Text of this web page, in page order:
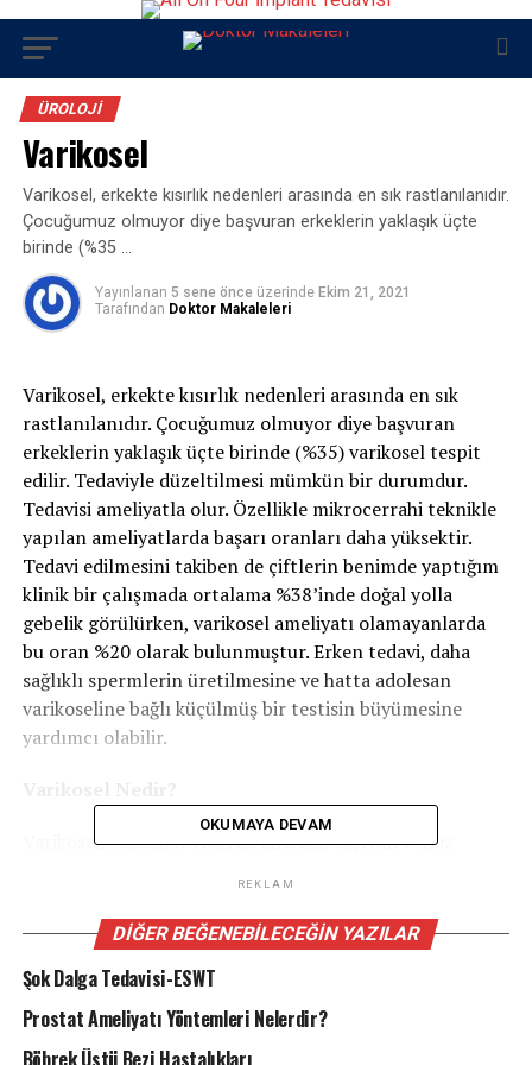
ÜROLOJI
Varikosel
Varikosel, erkekte kısırlık nedenleri arasında en sık rastlanılanıdır.
Çocuğumuz olmuyor diye başvuran erkeklerin yaklaşık üçte
birinde (%35 …
Yayınlanan 5 sene önce üzerinde Ekim 21, 2021
Tarafından Doktor Makaleleri
Varikosel, erkekte kısırlık nedenleri arasında en sık
rastlanılanıdır. Çocuğumuz olmuyor diye başvuran
erkeklerin yaklaşık üçte birinde (%35) varikosel tespit
edilir. Tedaviyle düzeltilmesi mümkün bir durumdur.
Tedavisi ameliyatla olur. Özellikle mikrocerrahi teknikle
yapılan ameliyatlarda başarı oranları daha yüksektir.
Tedavi edilmesini takiben de çiftlerin benimde yaptığım
klinik bir çalışmada ortalama %38’inde doğal yolla
gebelik görülürken, varikosel ameliyatı olamayanlarda
bu oran %20 olarak bulunmuştur. Erken tedavi, daha
sağlıklı spermlerin üretilmesine ve hatta adolesan
varikoseline bağlı küçülmüş bir testisin büyümesine
yardımcı olabilir.
Varikosel, testisleri yıkayan kirli kan taşıyan venöz
durumudur. Bu damarlar, oksijen ve besinler bakımından
düşük olan kanı testislerden taşır. Genişlemiş
damarlarında oluşan geriakım testislerde şişmeye sebep
olur ve beklenen perfüzyon ve sağlıklı beslenme
OKUMAYA DEVAM
REKLAM
DIĞER BEĞENEBILECEĞIN YAZILAR
Şok Dalga Tedavisi-ESWT
Prostat Ameliyatı Yöntemleri Nelerdir?
Böbrek Üstü Bezi Hastalıkları